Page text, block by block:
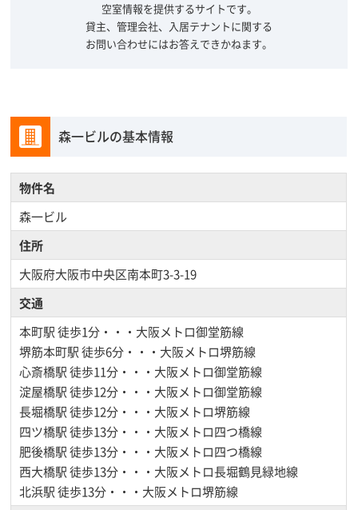
空室情報を提供するサイトです。
貸主、管理会社、入居テナントに関する
お問い合わせにはお答えできかねます。
森一ビルの基本情報
物件名
森一ビル
住所
大阪府大阪市中央区南本町3-3-19
交通
本町駅徒歩1分・・・大阪メトロ御堂筋線
堺筋本町駅徒歩6分・・・大阪メトロ堺筋線
心斎橋駅徒歩11分・・・大阪メトロ御堂筋線
淀屋橋駅徒歩12分・・・大阪メトロ御堂筋線
長堀橋駅徒歩12分・・・大阪メトロ堺筋線
四ツ橋駅徒歩13分・・・大阪メトロ四つ橋線
肥後橋駅徒歩13分・・・大阪メトロ四つ橋線
西大橋駅徒歩13分・・・大阪メトロ長堀鶴見緑地線
北浜駅徒歩13分・・・大阪メトロ堺筋線